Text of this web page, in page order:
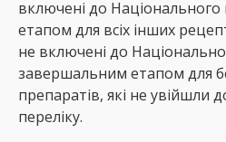
включені до Національного
етапом для всіх інших
не включені до
завершальним етапом для
препаратів, які не увійшли
переліку.